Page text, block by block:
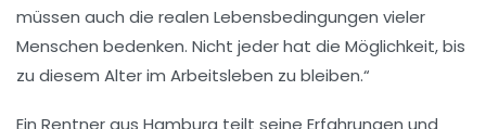
müssen auch die realen Lebensbedingungen vieler
Menschen bedenken. Nicht jeder hat die Möglichkeit, bis
zu diesem Alter im Arbeitsleben zu bleiben.“
Ein Rentner aus Hamburg teilt seine Erfahrungen und